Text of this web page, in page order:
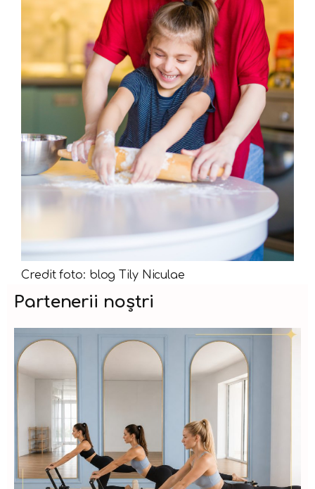
Credit foto: blog Tily Niculae
Partenerii noștri